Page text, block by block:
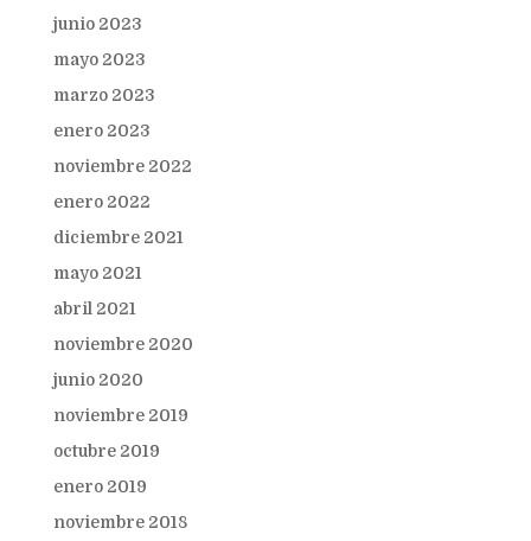
junio 2023
mayo 2023
marzo 2023
enero 2023
noviembre 2022
enero 2022
diciembre 2021
mayo 2021
abril 2021
noviembre 2020
junio 2020
noviembre 2019
octubre 2019
enero 2019
noviembre 2018